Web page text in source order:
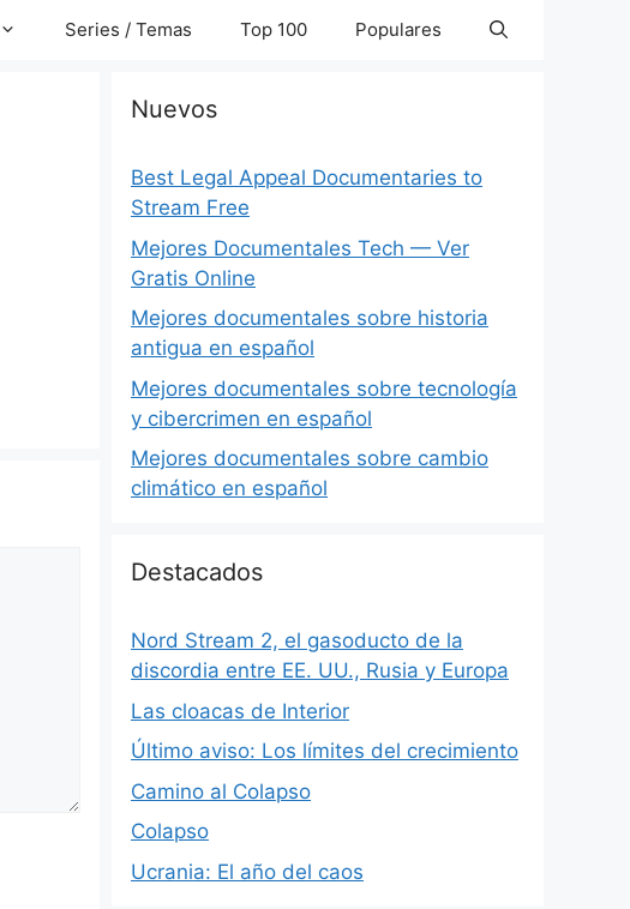
Series / Temas Top 100 Populares
Nuevos
Best Legal Appeal Documentaries to
Stream Free
Mejores Documentales Tech — Ver
Gratis Online
Mejores documentales sobre historia
antigua en español
Mejores documentales sobre tecnología
y cibercrimen en español
Mejores documentales sobre cambio
climático en español
Destacados
Nord Stream 2, el gasoducto de la
discordia entre EE. UU., Rusia y Europa
Las cloacas de Interior
Último aviso: Los límites del crecimiento
Camino al Colapso
Colapso
Ucrania: El año del caos